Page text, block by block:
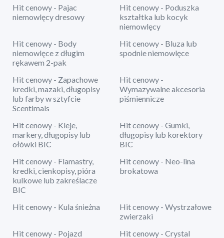
Hit cenowy - Pajac
niemowlęcy dresowy
Hit cenowy - Poduszka
kształtka lub kocyk
niemowlęcy
Hit cenowy - Body
niemowlęce z długim
rękawem 2-pak
Hit cenowy - Bluza lub
spodnie niemowlęce
Hit cenowy - Zapachowe
kredki, mazaki, długopisy
lub farby w sztyfcie
Scentimals
Hit cenowy -
Wymazywalne akcesoria
piśmiennicze
Hit cenowy - Kleje,
markery, długopisy lub
ołówki BIC
Hit cenowy - Gumki,
długopisy lub korektory
BIC
Hit cenowy - Flamastry,
kredki, cienkopisy, pióra
kulkowe lub zakreślacze
BIC
Hit cenowy - Neo-lina
brokatowa
Hit cenowy - Kula śnieżna
Hit cenowy - Wystrzałowe
zwierzaki
Hit cenowy - Pojazd
Hit cenowy - Crystal